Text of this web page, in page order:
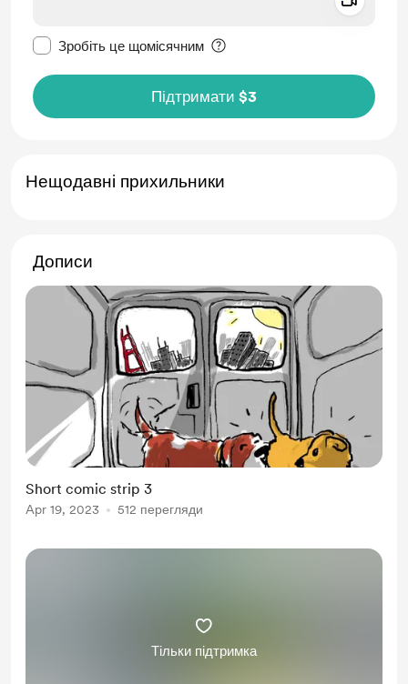
Зробіть це щомісячним
Підтримати $3
Нещодавні прихильники
Дописи
Short comic strip 3
Apr 19, 2023 512 перегляди
Тільки підтримка